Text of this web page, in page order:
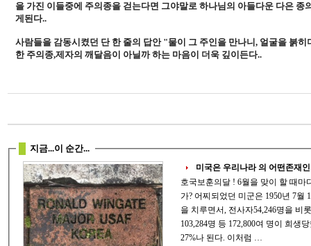
을 가진 이들중에 주의종을 걷는다면 그야말로 하나님의 아들다운 다은 종
게된다..
사람들을 감동시켰던 단 한 줄의 답안 "물이 그 주인을 만나니, 얼굴을 붉
한 주의종,제자의 깨달음이 아닐까 하는 마음이 더욱 깊이든다..
지금...이 순간...
미국은 우리나라 의 어떤존재
호국보훈의달 ! 6월을 맞이 할 때마다 잊지 못하는 미국은 우리나라 의 어떤존재인
가? 어찌되었던 미군은 1950년 7월 1일 한국에 첫발을 디딘 이후 3년 1개월 간 전쟁
을 치루면서, 전사자54,246명을 비롯하여 실종자 8,177명, 포로
103,284명 등 172,800여 명이 희생당했다. 국군 희생자가 645,000명
27%나 된다. 이처럼 …